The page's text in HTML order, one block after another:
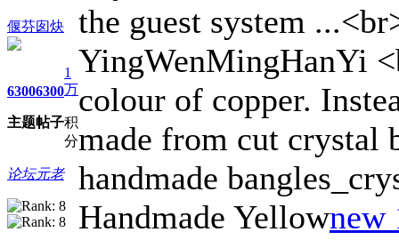
偃芬囱炔
6300
主题
6300
帖子
1
万
积
分
论坛元老
the guest system
YingWenMingHanYi
colour of copper.
made from cut crystal
handmade
Handmade Yellownew